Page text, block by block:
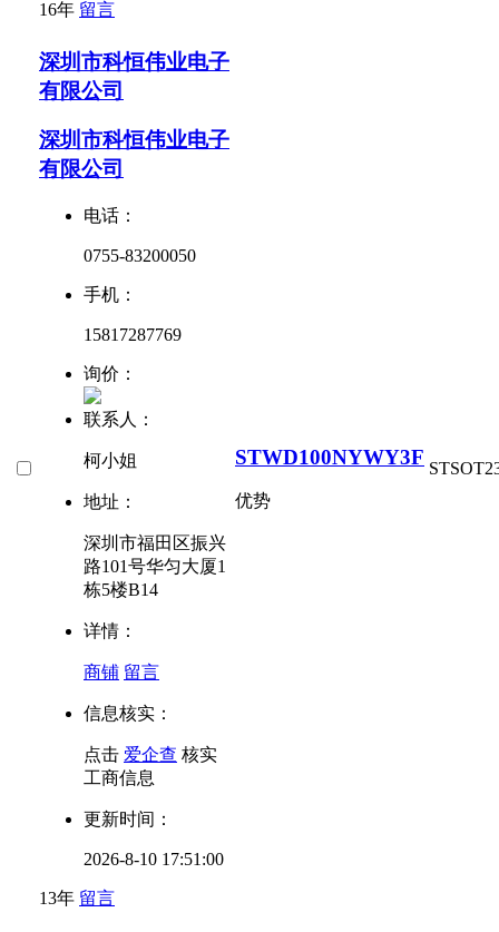
16年 留言
深圳市科恒伟业电子
有限公司
深圳市科恒伟业电子
有限公司
电话：
0755-83200050
手机：
15817287769
询价：
联系人：
柯小姐
地址：
深圳市福田区振兴
路101号华匀大厦1
栋5楼B14
详情：
商铺 留言
信息核实：
点击 爱企查 核实
工商信息
更新时间：
2026-8-10 17:51:00
13年 留言
STWD100NYWY3F
优势
ST